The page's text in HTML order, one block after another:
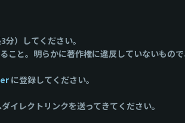
）してください。
こと。明らかに著作権に違反していないもの
に登録してください。
ダイレクトリンクを送ってきてください。